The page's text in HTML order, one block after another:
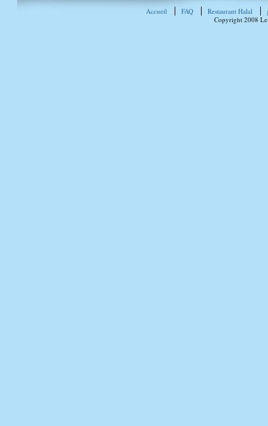
Accueil FAQ Restaurant Halal
Copyright 2008